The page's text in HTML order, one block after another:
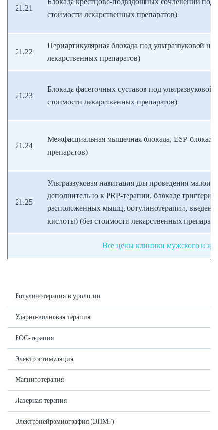
21.21
Блокада крестцово-подвздошных сочленений под
стоимости лекарственных препаратов)
21.22
Периартикулярная блокада под ультразвуковой
лекарственных препаратов)
21.23
Блокада фасеточных суставов под ультразвуковой
стоимости лекарственных препаратов)
21.24
Межфасциальная мышечная блокада, ESP-блокада
препаратов)
21.25
Ультразвуковая навигация для проведения
дополнительно к PRP-терапии, блокаде
расположенных мышц, ботулинотерапии,
кислоты) (без стоимости лекарственных
Все цены клиники мужского и
Ботулинотерапия в урологии
Ударно-волновая терапия
БОС-терапия
Электростимуляция
Магнитотерапия
Лазерная терапия
Электронейромиография (ЭНМГ)